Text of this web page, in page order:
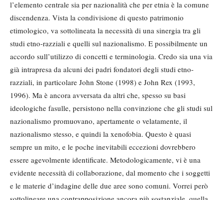
l’elemento centrale sia per nazionalità che per etnia è la comune
discendenza. Vista la condivisione di questo patrimonio
etimologico, va sottolineata la necessità di una sinergia tra gli
studi etno-razziali e quelli sul nazionalismo. E possibilmente un
accordo sull’utilizzo di concetti e terminologia. Credo sia una via
già intrapresa da alcuni dei padri fondatori degli studi etno-
razziali, in particolare John Stone (1998) e John Rex (1993,
1996). Ma è ancora avversata da altri che, spesso su basi
ideologiche fasulle, persistono nella convinzione che gli studi sul
nazionalismo promuovano, apertamente o velatamente, il
nazionalismo stesso, e quindi la xenofobia. Questo è quasi
sempre un mito, e le poche inevitabili eccezioni dovrebbero
essere agevolmente identificate. Metodologicamente, vi è una
evidente necessità di collaborazione, dal momento che i soggetti
e le materie d’indagine delle due aree sono comuni. Vorrei però